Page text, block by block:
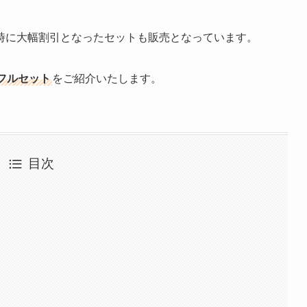
大幅割引となったセットも販売となっています。
ルセット をご紹介いたします。
目次